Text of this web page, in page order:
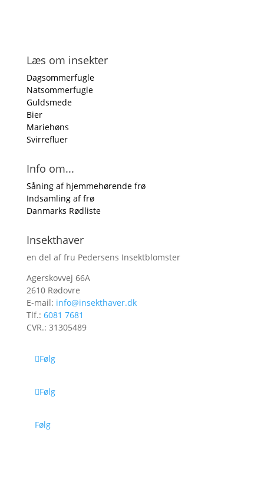
Læs om insekter
Dagsommerfugle
Natsommerfugle
Guldsmede
Bier
Mariehøns
Svirrefluer
Info om...
Såning af hjemmehørende frø
Indsamling af frø
Danmarks Rødliste
Insekthaver
en del af fru Pedersens Insektblomster
Agerskovvej 66A
2610 Rødovre
E-mail: info@insekthaver.dk
Tlf.: 6081 7681
CVR.: 31305489
Følg
Følg
Følg